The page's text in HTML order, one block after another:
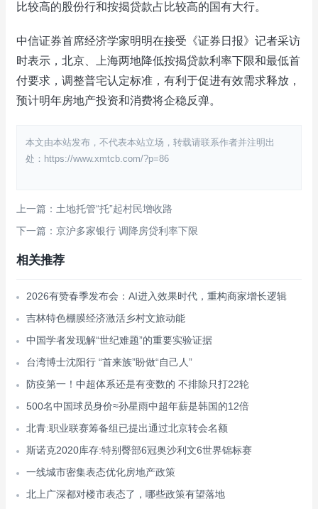
比较高的股份行和按揭贷款占比较高的国有大行。
中信证券首席经济学家明明在接受《证券日报》记者采访
时表示，北京、上海两地降低按揭贷款利率下限和最低首
付要求，调整普宅认定标准，有利于促进有效需求释放，
预计明年房地产投资和消费将企稳反弹。
本文由本站发布，不代表本站立场，转载请联系作者并注明出
处：https://www.xmtcb.com/?p=86
上一篇：土地托管“托”起村民增收路
下一篇：京沪多家银行 调降房贷利率下限
相关推荐
2026有赞春季发布会：AI进入效果时代，重构商家增长逻辑
吉林特色棚膜经济激活乡村文旅动能
中国学者发现解“世纪难题”的重要实验证据
台湾博士沈阳行 “首来族”盼做“自己人”
防疫第一！中超体系还是有变数的 不排除只打22轮
500名中国球员身价≈孙星雨中超年薪是韩国的12倍
北青:职业联赛筹备组已提出通过北京转会名额
斯诺克2020库存:特别臀部6冠奥沙利文6世界锦标赛
一线城市密集表态优化房地产政策
北上广深都对楼市表态了，哪些政策有望落地